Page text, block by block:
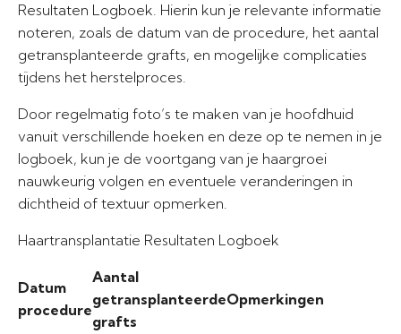
Resultaten Logboek. Hierin kun je relevante informatie
noteren, zoals de datum van de procedure, het aantal
getransplanteerde grafts, en mogelijke complicaties
tijdens het herstelproces.
Door regelmatig foto’s te maken van je hoofdhuid
vanuit verschillende hoeken en deze op te nemen in je
logboek, kun je de voortgang van je haargroei
nauwkeurig volgen en eventuele veranderingen in
dichtheid of textuur opmerken.
Haartransplantatie Resultaten Logboek
Datum
procedure
Aantal
getransplanteerde
grafts
Opmerkingen